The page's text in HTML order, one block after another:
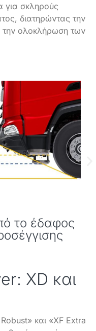
για σκληρούς
διατηρώντας την
την ολοκλήρωση των
το έδαφος
XD και
και «XF Extra